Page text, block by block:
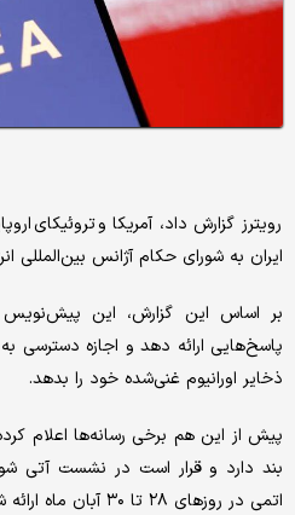
رویترز گزارش داد، آمریکا و تروئیکای
ایران به شورای حکام آژانس بین‌المللی
بر اساس این گزارش، این پیش‌نویس
پاسخ‌هایی ارائه دهد و اجازه دسترسی
ذخایر اورانیوم غنی‌شده خود را بدهد.
پیش از این هم برخی رسانه‌ها اعلام
بند دارد و قرار است در نشست آتی
اتمی در روزهای ۲۸ تا ۳۰ آبان ماه ارائه شده و به رأی گذاشته شود.